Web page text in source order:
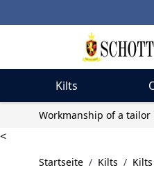
Kilts
Skip to ContentWorkmanship of a
<
Startseite / Kilts /